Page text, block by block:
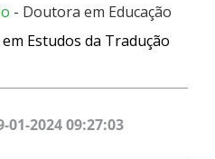
- Doutora em Educação
Estudos da Tradução
01-2024 09:27:03